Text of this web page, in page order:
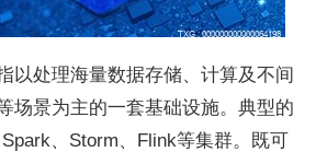
以处理海量数据存储、计算及不间
场景为主的一套基础设施。典型的
、Storm、Flink等集群。既可